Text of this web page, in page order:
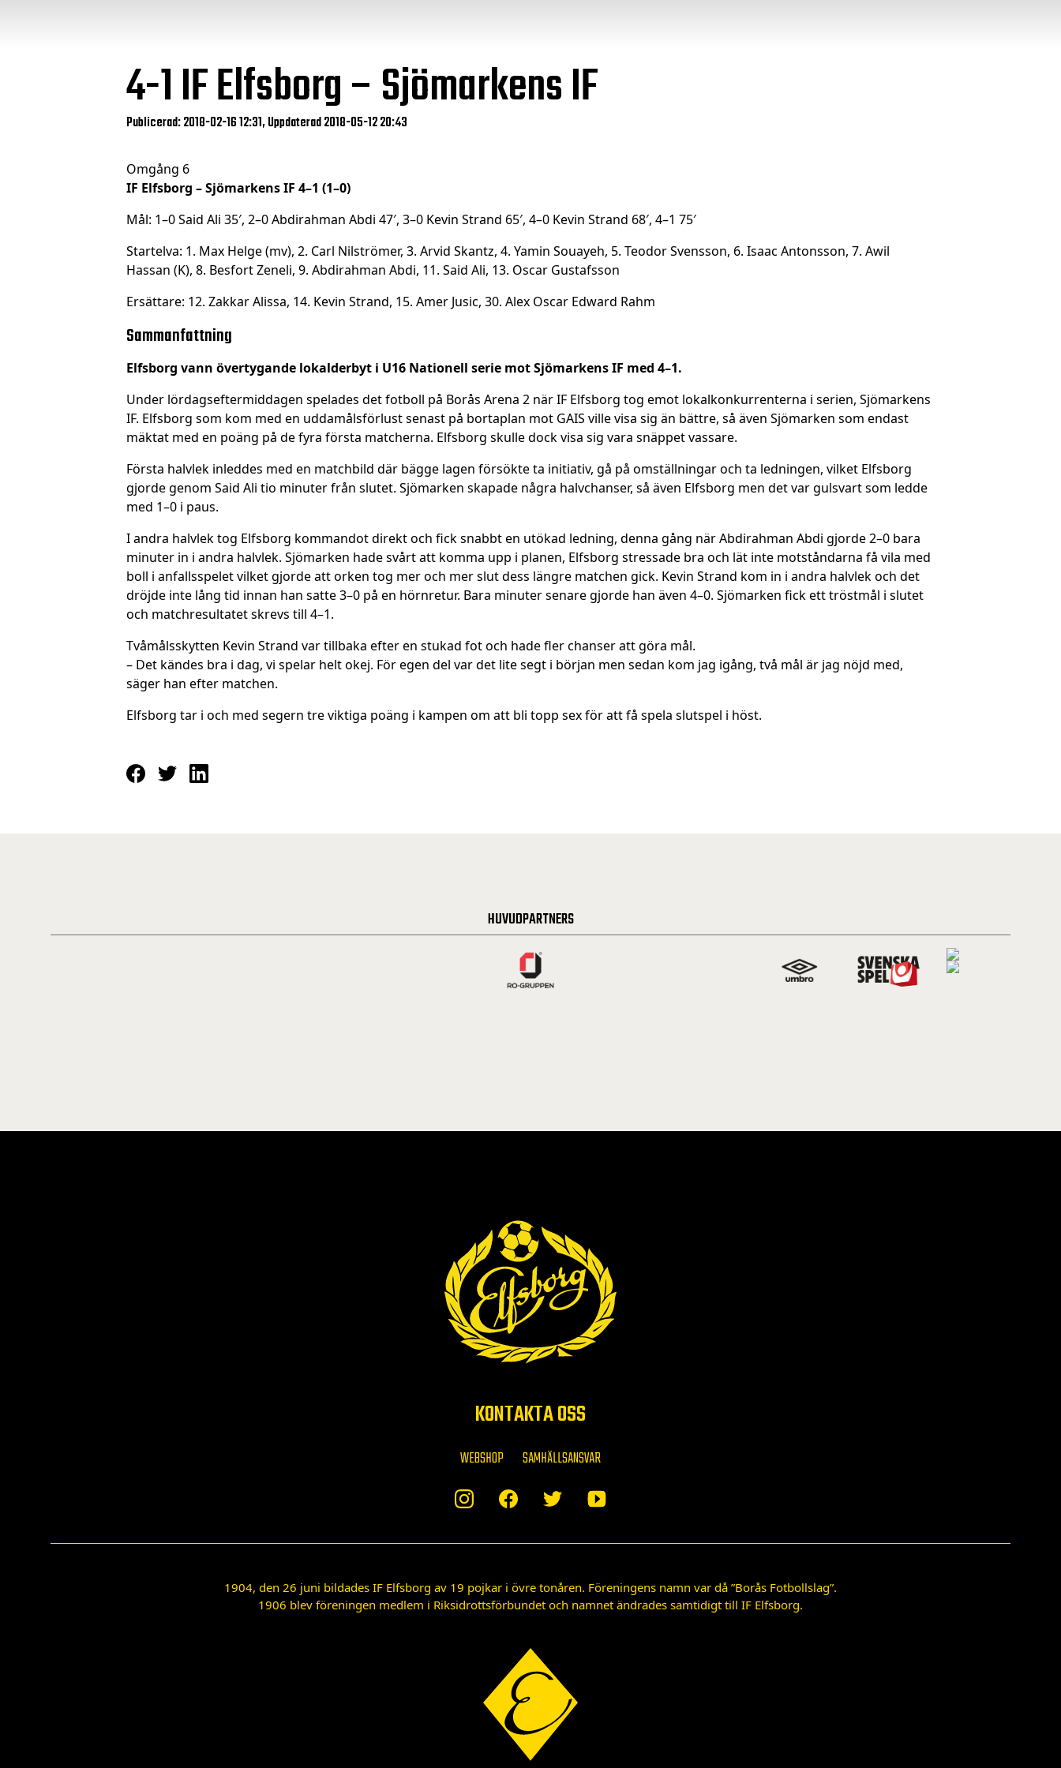
4-1IF Elfsborg – Sjömarkens IF
Publicerad: 2018-02-16 12:31, Uppdaterad 2018-05-12 20:43
Omgång 6
IF Elfsborg – Sjömarkens IF 4–1 (1–0)
Mål: 1–0 Said Ali 35′, 2–0 Abdirahman Abdi 47′, 3–0 Kevin Strand 65′, 4–0 Kevin Strand 68′, 4–1 75′
Startelva: 1. Max Helge (mv), 2. Carl Nilströmer, 3. Arvid Skantz, 4. Yamin Souayeh, 5. Teodor Svensson, 6. Isaac Antonsson, 7. Awil
Hassan (K), 8. Besfort Zeneli, 9. Abdirahman Abdi, 11. Said Ali, 13. Oscar Gustafsson
Ersättare: 12. Zakkar Alissa, 14. Kevin Strand, 15. Amer Jusic, 30. Alex Oscar Edward Rahm
Sammanfattning
Elfsborg vann övertygande lokalderbyt i U16 Nationell serie mot Sjömarkens IF med 4–1.
Under lördagseftermiddagen spelades det fotboll på Borås Arena 2 när IF Elfsborg tog emot lokalkonkurrenterna i serien, Sjömarkens
IF. Elfsborg som kom med en uddamålsförlust senast på bortaplan mot GAIS ville visa sig än bättre, så även Sjömarken som endast
mäktat med en poäng på de fyra första matcherna. Elfsborg skulle dock visa sig vara snäppet vassare.
Första halvlek inleddes med en matchbild där bägge lagen försökte ta initiativ, gå på omställningar och ta ledningen, vilket Elfsborg
gjorde genom Said Ali tio minuter från slutet. Sjömarken skapade några halvchanser, så även Elfsborg men det var gulsvart som ledde
med 1–0 i paus.
I andra halvlek tog Elfsborg kommandot direkt och fick snabbt en utökad ledning, denna gång när Abdirahman Abdi gjorde 2–0 bara
minuter in i andra halvlek. Sjömarken hade svårt att komma upp i planen, Elfsborg stressade bra och lät inte motståndarna få vila med
boll i anfallsspelet vilket gjorde att orken tog mer och mer slut dess längre matchen gick. Kevin Strand kom in i andra halvlek och det
dröjde inte lång tid innan han satte 3–0 på en hörnretur. Bara minuter senare gjorde han även 4–0. Sjömarken fick ett tröstmål i slutet
och matchresultatet skrevs till 4–1.
Tvåmålsskytten Kevin Strand var tillbaka efter en stukad fot och hade fler chanser att göra mål.
– Det kändes bra i dag, vi spelar helt okej. För egen del var det lite segt i början men sedan kom jag igång, två mål är jag nöjd med,
säger han efter matchen.
Elfsborg tar i och med segern tre viktiga poäng i kampen om att bli topp sex för att få spela slutspel i höst.
HUVUDPARTNERS
KONTAKTA OSS
WEBSHOP SAMHÄLLSANSVAR
1904, den 26 juni bildades IF Elfsborg av 19 pojkar i övre tonåren. Föreningens namn var då ”Borås Fotbollslag”.
1906 blev föreningen medlem i Riksidrottsförbundet och namnet ändrades samtidigt till IF Elfsborg.